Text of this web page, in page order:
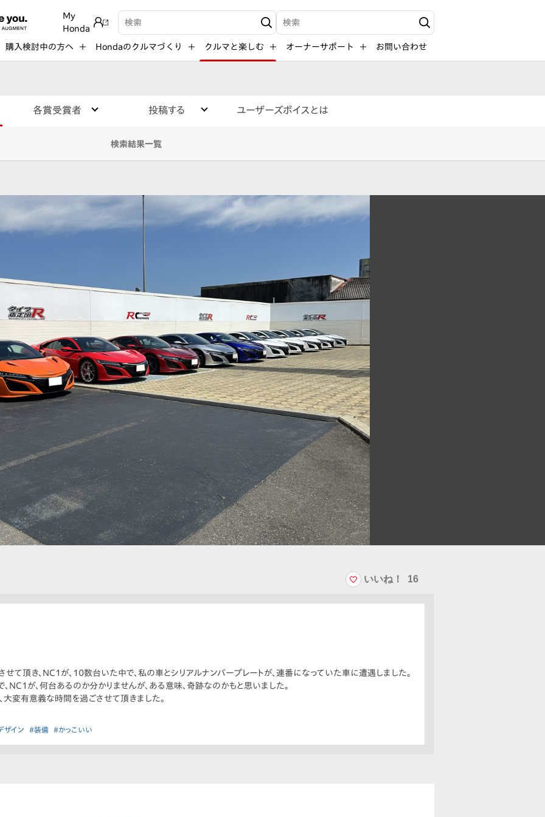
My
Honda
検索キーワード入力 検索キーワード入力
購入検討中の方へ Hondaのクルマづくり クルマと楽しむ オーナーサポート お問い合わせ
各賞受賞者 投稿する ユーザーズボイスとは
検索結果一覧
いいね！ 16
せて頂き、NC1が、10数台いた中で、私の車とシリアルナンバープレートが、連番になっていた車に遭遇しました。
NC1が、何台あるのか分かりませんが、ある意味、奇跡なのかもと思いました。
大変有意義な時間を過ごさせて頂きました。
ザイン #装備 #かっこいい